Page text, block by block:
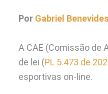
Por Gabriel Benevides
A CAE (Comissão de
de lei (PL 5.473 de
esportivas on-line.